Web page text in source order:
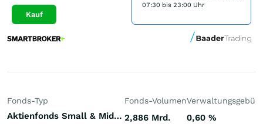
Kauf
07:30 bis 23:00 Uhr
Fonds-Typ
Aktienfonds Small & Mid Cap Welt
Fonds-Volumen
2,886 Mrd. 0,60 %